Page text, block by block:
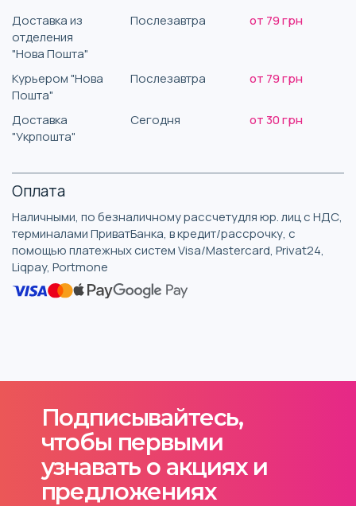
Доставка из
отделения
"Нова Пошта"
Послезавтра от 79 грн
Курьером "Нова
Пошта"
Послезавтра от 79 грн
Доставка
"Укрпошта"
Сегодня от 30 грн
Оплата
Наличными, по безналичному рассчетудля юр. лиц с НДС,
терминалами ПриватБанка, в кредит/рассрочку, с
помощью платежных систем Visa/Mastercard, Privat24,
Liqpay, Portmone
Подписывайтесь,
чтобы первыми
узнавать о акциях и
предложениях